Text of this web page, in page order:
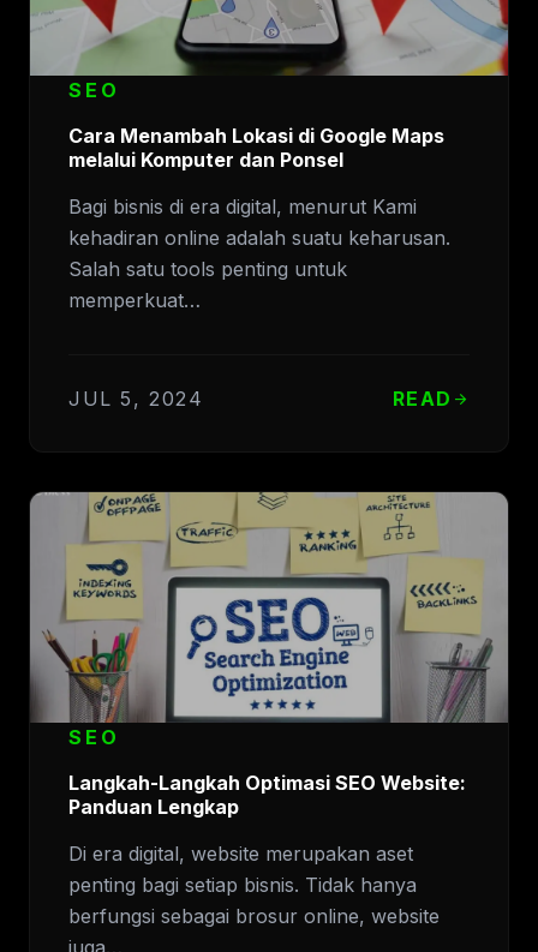
SEO
Cara Menambah Lokasi di Google Maps
melalui Komputer dan Ponsel
Bagi bisnis di era digital, menurut Kami
kehadiran online adalah suatu keharusan.
Salah satu tools penting untuk
memperkuat…
JUL 5, 2024 READ arrow_forward
SEO
Langkah-Langkah Optimasi SEO Website:
Panduan Lengkap
Di era digital, website merupakan aset
penting bagi setiap bisnis. Tidak hanya
berfungsi sebagai brosur online, website
juga…